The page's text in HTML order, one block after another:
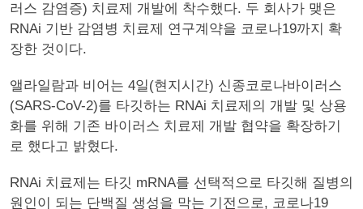
러스 감염증) 치료제 개발에 착수했다. 두 회사가 맺은
RNAi 기반 감염병 치료제 연구계약을 코로나19까지 확
장한 것이다.
앨라일람과 비어는 4일(현지시간) 신종코로나바이러스
(SARS-CoV-2)를 타깃하는 RNAi 치료제의 개발 및 상용
화를 위해 기존 바이러스 치료제 개발 협약을 확장하기
로 했다고 밝혔다.
RNAi 치료제는 타깃 mRNA를 선택적으로 타깃해 질병의
원인이 되는 단백질 생성을 막는 기전으로, 코로나19